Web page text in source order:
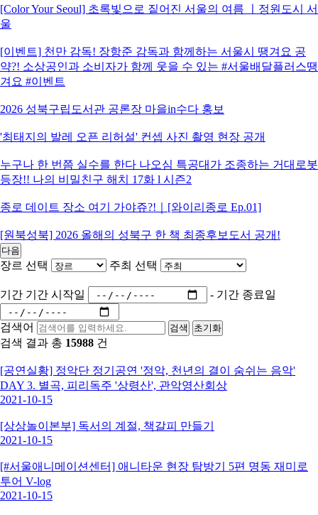
[Color Your Seoul] 초록빛으로 짙어진 서울의 여름 ㅣ정원도시 서
울
[이벤트] 천만 감독! 장항준 감독과 함께하는 서울시 땡겨요 공
약?! 소상공인과 소비자가 함께 웃을 수 있는 #서울배달플러스땡
겨요 #이벤트
2026 성북구립도서관 공론장 마을in수다 홍보
'최태지의 발레 오픈 리허설' 컨셉 사진 촬영 현장 공개
누구나 한 번쯤 실수를 한다 나오심 특공대가 조종하는 거대로봇
등장!! 나의 비밀친구 해치 17화 l 시즌2
종로 데이트 장소 여기 가야쥬?!｜[와이리종로 Ep.01]
[원북성북] 2026 올해의 성북구 한 책 최종후보도서 공개!
다음
장르 선택 주최 선택
기간 기간 시작일 - 기간 종료일
검색어 검색 초기화
검색 결과 총 15988 건
[공연실황] 정악단 정기공연 '정악, 천년의 결이 숨쉬는 음악'
DAY 3. 별곡, 피리독주 '상령산', 관악영산회상
2021-10-15
[상상놀이본부] 독서의 계절, 책갈피 만들기
2021-10-15
[#서울애니메이션센터] 애니타운 현장 탐방기 5편 명동 재미로
투어 V-log
2021-10-15